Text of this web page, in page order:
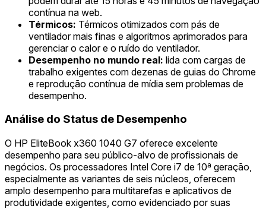
contínua na web.
Térmicos: Térmicos otimizados com pás de
ventilador mais finas e algoritmos aprimorados para
gerenciar o calor e o ruído do ventilador.
Desempenho no mundo real: lida com cargas de
trabalho exigentes com dezenas de guias do Chrome
e reprodução contínua de mídia sem problemas de
desempenho.
Análise do Status de Desempenho
O HP EliteBook x360 1040 G7 oferece excelente
desempenho para seu público-alvo de profissionais de
negócios. Os processadores Intel Core i7 de 10ª geração,
especialmente as variantes de seis núcleos, oferecem
amplo desempenho para multitarefas e aplicativos de
produtividade exigentes, como evidenciado por suas